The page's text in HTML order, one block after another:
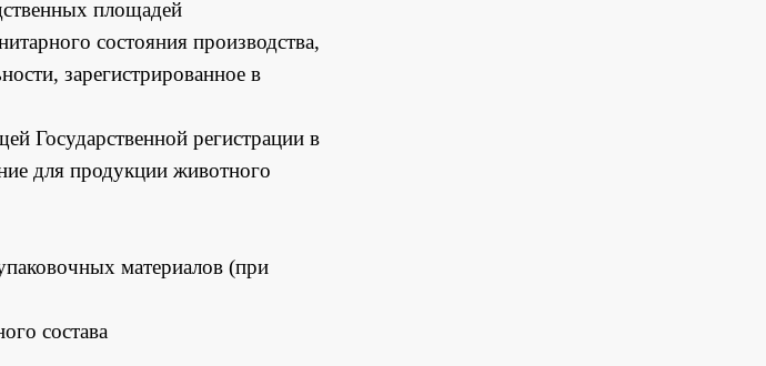
площадей
состояния производства,
зарегистрированное в
Государственной регистрации в
для продукции животного
материалов (при
состава